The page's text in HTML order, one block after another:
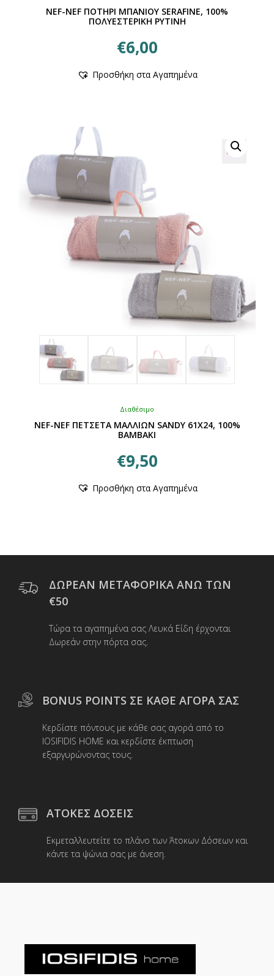
NEF-NEF ΠΟΤΗΡΙ ΜΠΑΝΙΟΥ SERAFINE, 100%
ΠΟΛΥΕΣΤΕΡΙΚΗ ΡΥΤΙΝΗ
€6,00
το
επιλογές
μπορούν
να
επιλεγούν
στη
σελίδα
προϊόντος
Προσθήκη στα Αγαπημένα
Διαθέσιμο
NEF-NEF ΠΕΤΣΕΤΑ ΜΑΛΛΙΩΝ SANDY 61Χ24, 100%
BAMBAKI
€9,50
το
Οι
μπορούν
σελίδα
του
Προσθήκη στα Αγαπημένα
ΔΩΡΕΑΝ ΜΕΤΑΦΟΡΙΚΑ ΑΝΩ ΤΩΝ
€50
Τώρα τα αγαπημένα σας Λευκά Είδη έρχονται
Δωρεάν στην πόρτα σας.
BONUS POINTS ΣΕ ΚΑΘΕ ΑΓΟΡΑ ΣΑΣ
Κερδίστε πόντους με κάθε σας αγορά από το
IOSIFIDIS HOME και κερδίστε έκπτωση
εξαργυρώνοντας τους.
ΑΤΟΚΕΣ ΔΟΣΕΙΣ
Εκμεταλλευτείτε το πλάνο των Άτοκων Δόσεων και
κάντε τα ψώνια σας με άνεση.